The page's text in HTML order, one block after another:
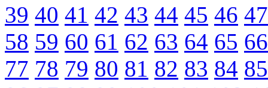
39 40 41 42 43 44 45 46 47
58 59 60 61 62 63 64 65 66
77 78 79 80 81 82 83 84 85